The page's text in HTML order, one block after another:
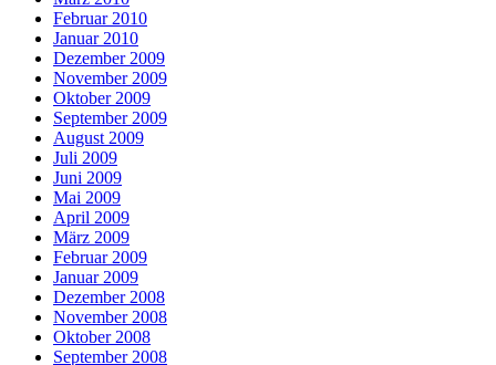
Februar 2010
Januar 2010
Dezember 2009
November 2009
Oktober 2009
September 2009
August 2009
Juli 2009
Juni 2009
Mai 2009
April 2009
März 2009
Februar 2009
Januar 2009
Dezember 2008
November 2008
Oktober 2008
September 2008